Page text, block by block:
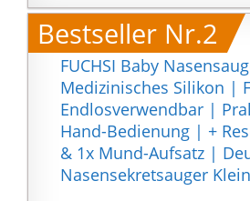
Nase von
Schleim, Keine
Vorherige
von
leichteres
Von Hals-
Bestseller Nr.2
FUCHSI Baby
Medizinisches Silikon |
Endlosverwendbar |
Hand-Bedienung | +
& 1x Mund-Aufsatz |
Nasensekretsauger